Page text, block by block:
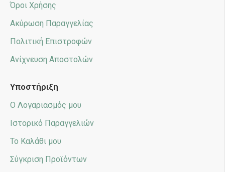
Όροι Χρήσης
Ακύρωση Παραγγελίας
Πολιτική Επιστροφών
Ανίχνευση Αποστολών
Υποστήριξη
Ο Λογαριασμός μου
Ιστορικό Παραγγελιών
Το Καλάθι μου
Σύγκριση Προϊόντων